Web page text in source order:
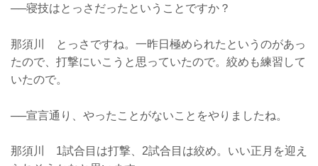
──寝技はとっさだったということですか？
那須川 とっさですね。一昨日極められたというのがあっ
たので、打撃にいこうと思っていたので。絞めも練習して
いたので。
──宣言通り、やったことがないことをやりましたね。
那須川 1試合目は打撃、2試合目は絞め。いい正月を迎え